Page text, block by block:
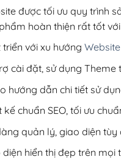
được tối ưu quy trình
hoàn thiện rất tốt
triển với xu hướng
cài đặt, sử dụng
hướng dẫn chi tiết sử
kế chuẩn SEO, tối ưu
quản lý, giao diện tùy
diện hiển thị đẹp trên mọi